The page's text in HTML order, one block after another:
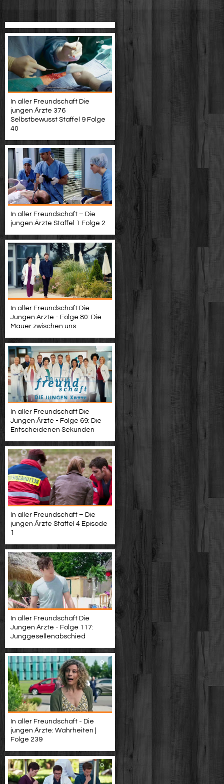
In aller Freundschaft Die
jungen Ärzte 376
Selbstbewusst Staffel 9 Folge
40
In aller Freundschaft – Die
jungen Ärzte Staffel 1 Folge 2
In aller Freundschaft Die
Jungen Ärzte - Folge 80: Die
Mauer zwischen uns
In aller Freundschaft Die
Jungen Ärzte - Folge 69: Die
Entscheidenen Sekunden
In aller Freundschaft – Die
jungen Ärzte Staffel 4 Episode
1
In aller Freundschaft Die
Jungen Ärzte - Folge 117:
Junggesellenabschied
In aller Freundschaft - Die
jungen Ärzte: Wahrheiten |
Folge 239